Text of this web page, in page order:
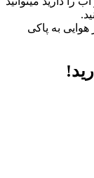
به پاکی